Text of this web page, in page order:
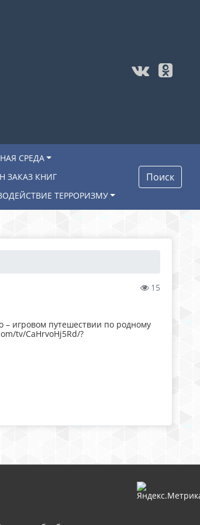
СРЕДА
ЗАКАЗ КНИГ
ТЕРРОРИЗМУ
Поиск
15
– игровом путешествии по родному
tv/CaHrvoHj5Rd/?